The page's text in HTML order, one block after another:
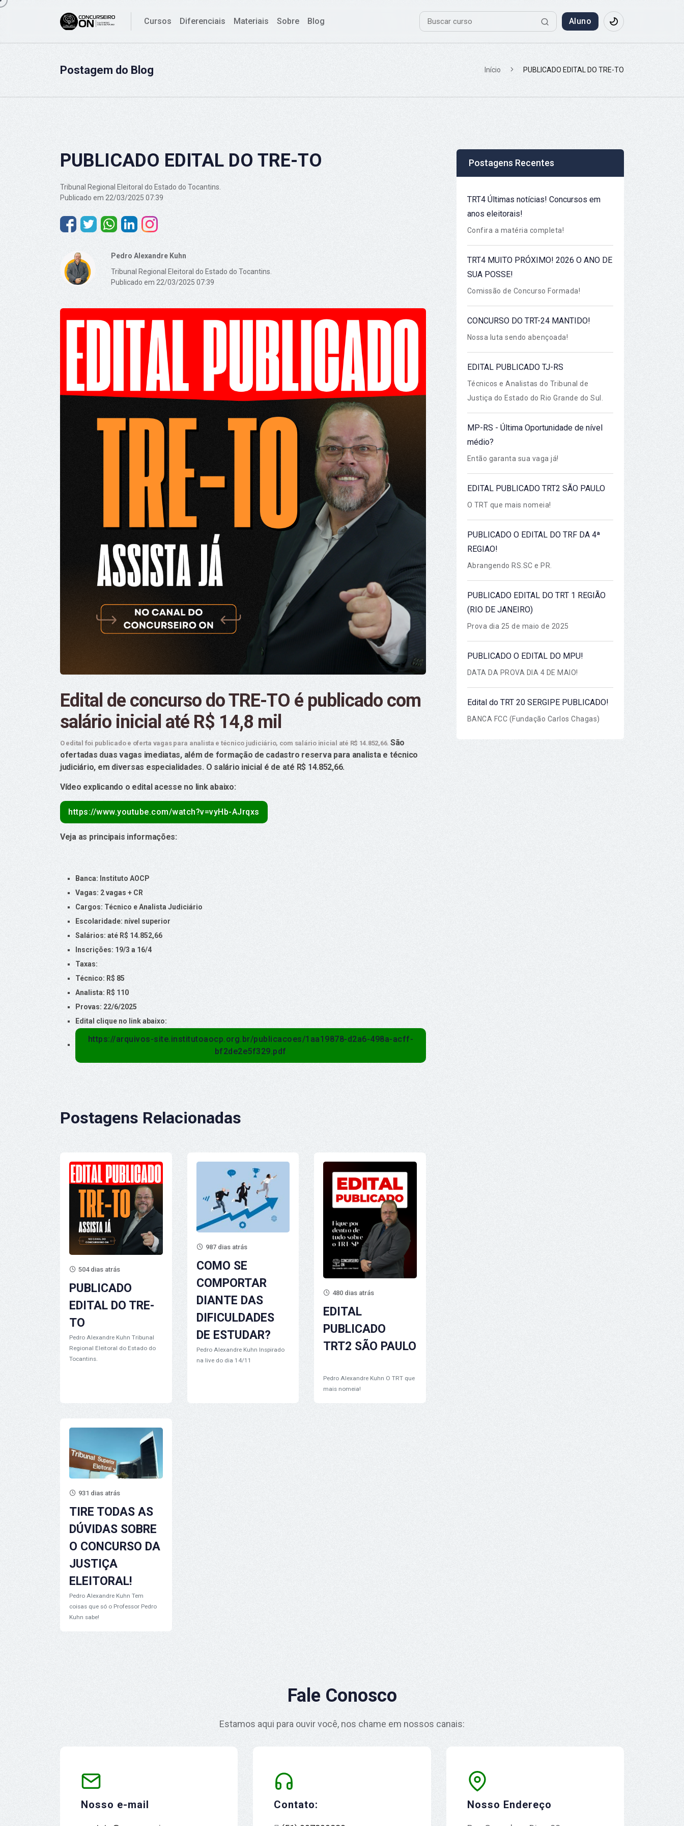
Cursos Diferenciais Materiais Sobre Blog Aluno
Postagem do Blog Início PUBLICADO EDITAL DO TRE-TO
PUBLICADO EDITAL DO TRE-TO
Tribunal Regional Eleitoral do Estado do Tocantins.
Publicado em 22/03/2025 07:39
Pedro Alexandre Kuhn
Tribunal Regional Eleitoral do Estado do Tocantins.
Publicado em 22/03/2025 07:39
Edital de concurso do TRE-TO é publicado com
salário inicial até R$ 14,8 mil
O edital foi publicado e oferta vagas para analista e técnico judiciário, com salário inicial até R$ 14.852,66. São
ofertadas duas vagas imediatas, além de formação de cadastro reserva para analista e técnico
judiciário, em diversas especialidades. O salário inicial é de até R$ 14.852,66.
Vídeo explicando o edital acesse no link abaixo:
https://www.youtube.com/watch?v=vyHb-AJrqxs
Veja as principais informações:
Banca: Instituto AOCP
Vagas: 2 vagas + CR
Cargos: Técnico e Analista Judiciário
Escolaridade: nível superior
Salários: até R$ 14.852,66
Inscrições: 19/3 a 16/4
Taxas:
Técnico: R$ 85
Analista: R$ 110
Provas: 22/6/2025
Edital clique no link abaixo:
https://arquivos-site.institutoaocp.org.br/publicacoes/1aa19878-d2a6-498a-acff-
bf2de2e5f329.pdf
Postagens Relacionadas
504 dias atrás
PUBLICADO
EDITAL DO TRE-
TO
Pedro Alexandre Kuhn Tribunal
Regional Eleitoral do Estado do
Tocantins.
987 dias atrás
COMO SE
COMPORTAR
DIANTE DAS
DIFICULDADES
DE ESTUDAR?
Pedro Alexandre Kuhn Inspirado
na live do dia 14/11
480 dias atrás
EDITAL
PUBLICADO
TRT2 SÃO PAULO
Pedro Alexandre Kuhn O TRT que
mais nomeia!
931 dias atrás
TIRE TODAS AS
DÚVIDAS SOBRE
O CONCURSO DA
JUSTIÇA
ELEITORAL!
Pedro Alexandre Kuhn Tem
coisas que só o Professor Pedro
Kuhn sabe!
Postagens Recentes
TRT4 Últimas notícias! Concursos em
anos eleitorais!
Confira a matéria completa!
TRT4 MUITO PRÓXIMO! 2026 O ANO DE
SUA POSSE!
Comissão de Concurso Formada!
CONCURSO DO TRT-24 MANTIDO!
Nossa luta sendo abençoada!
EDITAL PUBLICADO TJ-RS
Técnicos e Analistas do Tribunal de
Justiça do Estado do Rio Grande do Sul.
MP-RS - Última Oportunidade de nível
médio?
Então garanta sua vaga já!
EDITAL PUBLICADO TRT2 SÃO PAULO
O TRT que mais nomeia!
PUBLICADO O EDITAL DO TRF DA 4ª
REGIAO!
Abrangendo RS.SC e PR.
PUBLICADO EDITAL DO TRT 1 REGIÃO
(RIO DE JANEIRO)
Prova dia 25 de maio de 2025
PUBLICADO O EDITAL DO MPU!
DATA DA PROVA DIA 4 DE MAIO!
Edital do TRT 20 SERGIPE PUBLICADO!
BANCA FCC (Fundação Carlos Chagas)
Fale Conosco
Estamos aqui para ouvir você, nos chame em nossos canais:
Nosso e-mail Contato: Nosso Endereço